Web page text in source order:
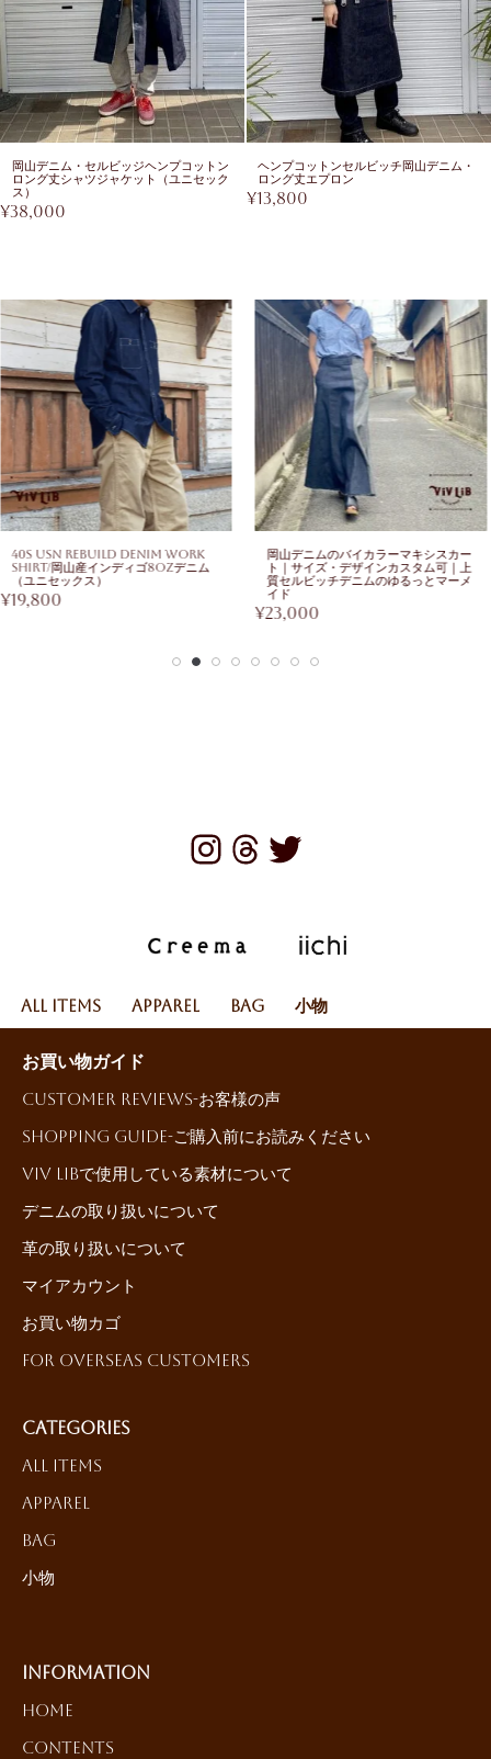
岡山デニム・セルビッジヘンプコットン
ロング丈シャツジャケット（ユニセック
ス）
¥38,000
ヘンプコットンセルビッチ岡山デニム・
ロング丈エプロン
¥13,800
40s USN Rebuild Denim Work
Shirt/岡山産インディゴ8ozデニム
（ユニセックス）
¥19,800
岡山デニムのバイカラーマキシスカー
ト｜サイズ・デザインカスタム可｜上
質セルビッチデニムのゆるっとマーメ
イド
¥23,000
All Items Apparel Bag 小物
お買い物ガイド
Customer reviews-お客様の声
Shopping Guide-ご購入前にお読みください
ViV LiBで使用している素材について
デニムの取り扱いについて
革の取り扱いについて
マイアカウント
お買い物カゴ
For Overseas Customers
Categories
All Items
Apparel
Bag
小物
Information
HOME
Contents